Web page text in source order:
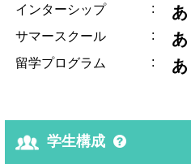
インターシップ : あ
サマースクール : あ
留学プログラム : あ
学生構成